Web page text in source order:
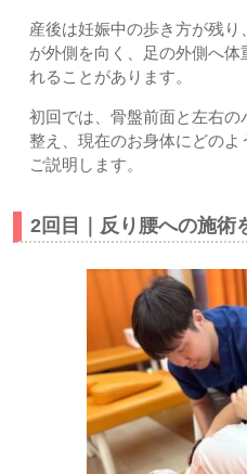
産後は妊娠中の歩き方が残
が外側を向く、足の外側へ
れることがあります。
初回では、骨盤前面と左右
整え、現在のお身体にどの
ご説明します。
2回目｜反り腰への施術